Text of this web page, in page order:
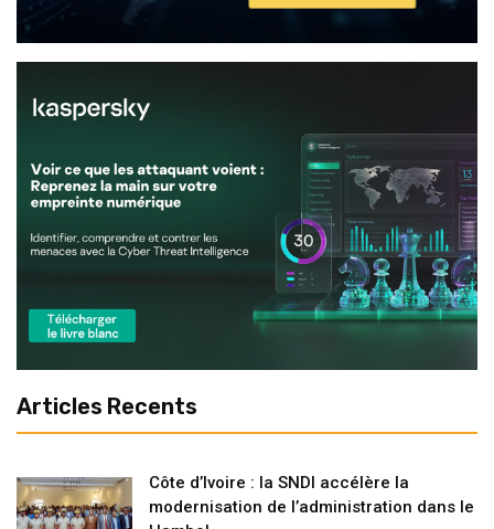
Articles Recents
Côte d’Ivoire : la SNDI accélère la
modernisation de l’administration dans le